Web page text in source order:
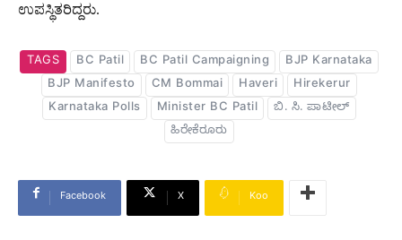
ಉಪಸ್ಥಿತರಿದ್ದರು.
TAGS BC Patil BC Patil Campaigning
BJP Karnataka
BJP Manifesto
CM Bommai Haveri
Hirekerur
Karnataka Polls
Minister BC Patil
ಬಿ. ಸಿ. ಪಾಟೀಲ್
ಹಿರೇಕೆರೂರು
Facebook X Koo